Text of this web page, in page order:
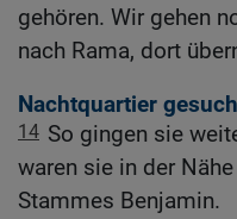
gehören. Wir gehen
nach Rama, dort
Nachtquartier
14 So gingen sie
waren sie in der
Stammes Benjamin.